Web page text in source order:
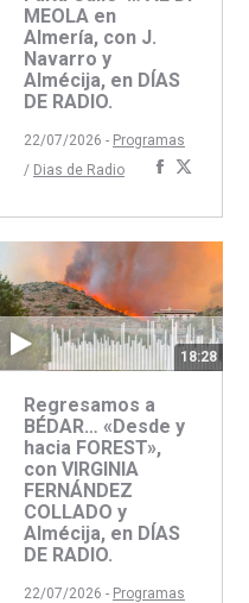
MEOLA en
Almería, con J.
Navarro y
Almécija, en DÍAS
DE RADIO.
22/07/2026 - Programas
/ Dias de Radio
Compartir
18:28
Regresamos a
BÉDAR… «Desde y
hacia FOREST»,
con VIRGINIA
FERNÁNDEZ
COLLADO y
Almécija, en DÍAS
DE RADIO.
22/07/2026 - Programas